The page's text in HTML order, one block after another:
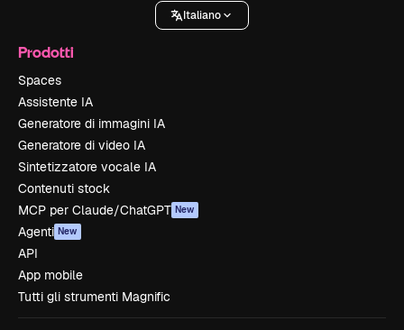
Italiano
Prodotti
Spaces
Assistente IA
Generatore di immagini IA
Generatore di video IA
Sintetizzatore vocale IA
Contenuti stock
MCP per Claude/ChatGPT New
Agenti New
API
App mobile
Tutti gli strumenti Magnific